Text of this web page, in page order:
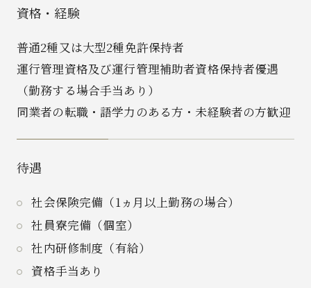
資格・経験
普通2種又は大型2種免許保持者
運行管理資格及び運行管理補助者資格保持者優遇
（勤務する場合手当あり）
同業者の転職・語学力のある方・未経験者の方歓迎
待遇
社会保険完備（1ヵ月以上勤務の場合）
社員寮完備（個室）
社内研修制度（有給）
資格手当あり